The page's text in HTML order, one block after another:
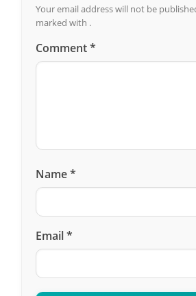
Your email address will not be
marked with .
Comment*
Name*
Email*